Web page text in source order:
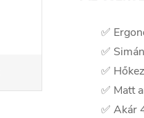
✅
✅
✅
✅ Matt
✅ Akár